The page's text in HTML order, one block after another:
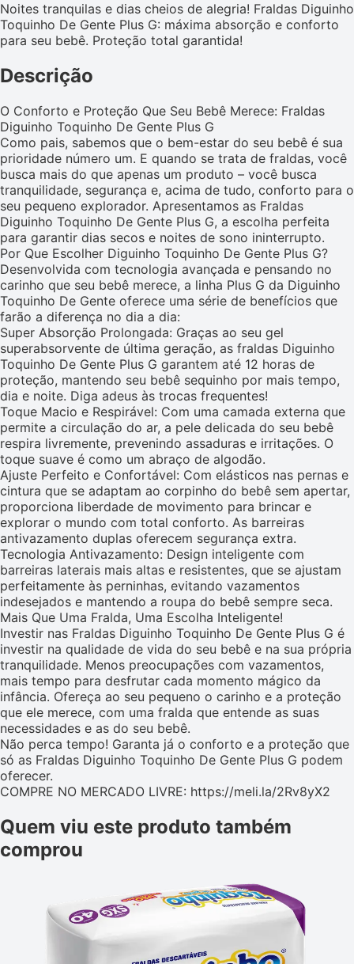
Noites tranquilas e dias cheios de alegria! Fraldas Diguinho
Toquinho De Gente Plus G: máxima absorção e conforto
para seu bebê. Proteção total garantida!
Descrição
O Conforto e Proteção Que Seu Bebê Merece: Fraldas
Diguinho Toquinho De Gente Plus G
Como pais, sabemos que o bem-estar do seu bebê é sua
prioridade número um. E quando se trata de fraldas, você
busca mais do que apenas um produto – você busca
tranquilidade, segurança e, acima de tudo, conforto para o
seu pequeno explorador. Apresentamos as Fraldas
Diguinho Toquinho De Gente Plus G, a escolha perfeita
para garantir dias secos e noites de sono ininterrupto.
Por Que Escolher Diguinho Toquinho De Gente Plus G?
Desenvolvida com tecnologia avançada e pensando no
carinho que seu bebê merece, a linha Plus G da Diguinho
Toquinho De Gente oferece uma série de benefícios que
farão a diferença no dia a dia:
Super Absorção Prolongada: Graças ao seu gel
superabsorvente de última geração, as fraldas Diguinho
Toquinho De Gente Plus G garantem até 12 horas de
proteção, mantendo seu bebê sequinho por mais tempo,
dia e noite. Diga adeus às trocas frequentes!
Toque Macio e Respirável: Com uma camada externa que
permite a circulação do ar, a pele delicada do seu bebê
respira livremente, prevenindo assaduras e irritações. O
toque suave é como um abraço de algodão.
Ajuste Perfeito e Confortável: Com elásticos nas pernas e
cintura que se adaptam ao corpinho do bebê sem apertar,
proporciona liberdade de movimento para brincar e
explorar o mundo com total conforto. As barreiras
antivazamento duplas oferecem segurança extra.
Tecnologia Antivazamento: Design inteligente com
barreiras laterais mais altas e resistentes, que se ajustam
perfeitamente às perninhas, evitando vazamentos
indesejados e mantendo a roupa do bebê sempre seca.
Mais Que Uma Fralda, Uma Escolha Inteligente!
Investir nas Fraldas Diguinho Toquinho De Gente Plus G é
investir na qualidade de vida do seu bebê e na sua própria
tranquilidade. Menos preocupações com vazamentos,
mais tempo para desfrutar cada momento mágico da
infância. Ofereça ao seu pequeno o carinho e a proteção
que ele merece, com uma fralda que entende as suas
necessidades e as do seu bebê.
Não perca tempo! Garanta já o conforto e a proteção que
só as Fraldas Diguinho Toquinho De Gente Plus G podem
oferecer.
COMPRE NO MERCADO LIVRE: https://meli.la/2Rv8yX2
Quem viu este produto também
comprou